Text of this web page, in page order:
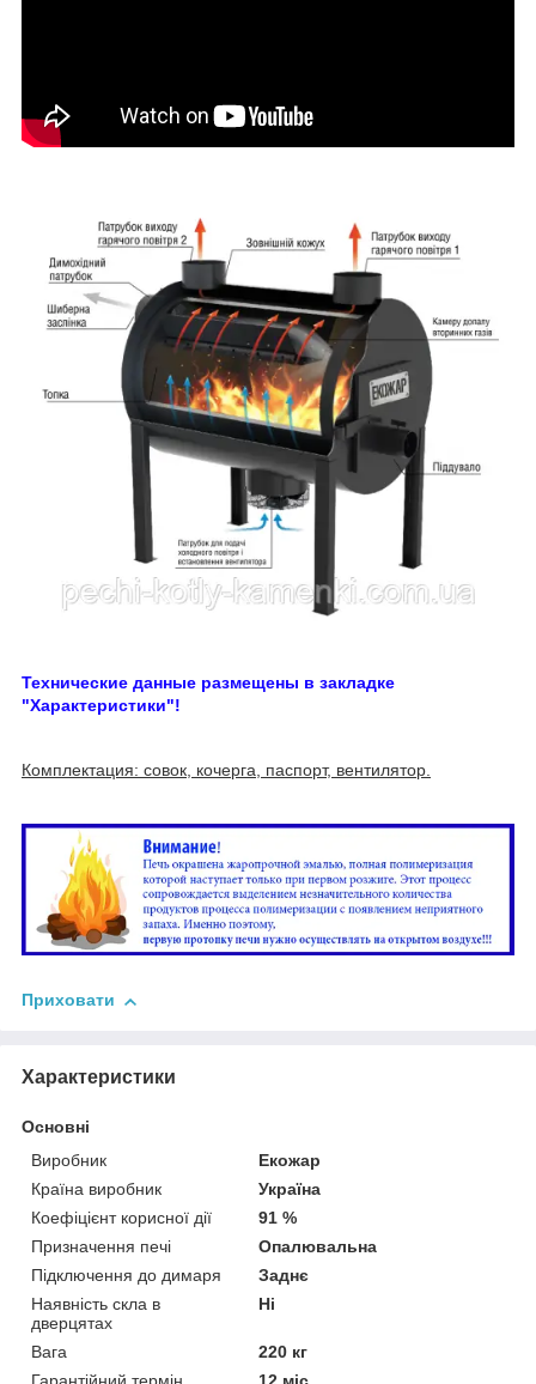
Технические данные размещены в закладке
"Характеристики"!
Комплектация: совок, кочерга, паспорт, вентилятор.
Приховати
Характеристики
Основні
Виробник
Екожар
Країна виробник
Україна
Коефіцієнт корисної дії
91 %
Призначення печі
Опалювальна
Підключення до димаря
Заднє
Наявність скла в
дверцятах
Ні
Вага
220 кг